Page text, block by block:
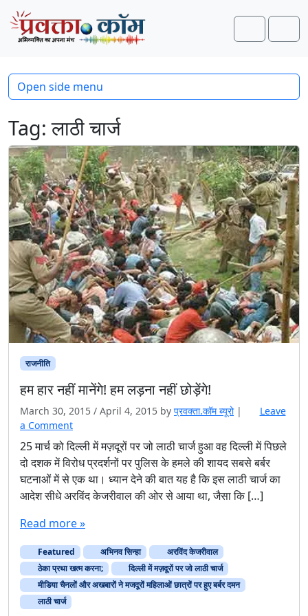
Skip to content
Skip to footer
Search
Tag:लाठी चार्ज
राजनीति
हम हार नहीं मानेंगे! हम लड़ना नहीं छोड़ेंगे!
March 30, 2015 / April 4, 2015 by प्रवक्ता.कॉम ब्यूरो |
Leave
a Comment
​25 मार्च को दिल्ली में मज़दूरों पर जो लाठी चार्ज हुआ वह दिल्ली में पिछले
दो दशक में विरोध प्रदर्शनों पर पुलिस के हमले की शायद सबसे बर्बर
घटनाओं में से एक था। ध्यान देने की बात यह है कि इस लाठी चार्ज का
आदेश सीधे अरविंद केजरीवाल की ओर से आया था, जैसा कि […]
Read more »
Featured अभिनव सिन्हा
अरविंद केजरीवाल
ठेका प्रथा खत्म करना;
दिल्ली में मज़दूरों पर जो लाठी चार्ज
मीडिया चैनलों और अखबारों ने मजदूरों महिलाओं छात्रों पर हुए बर्बर दमन
लाठी चार्ज
Open side menu